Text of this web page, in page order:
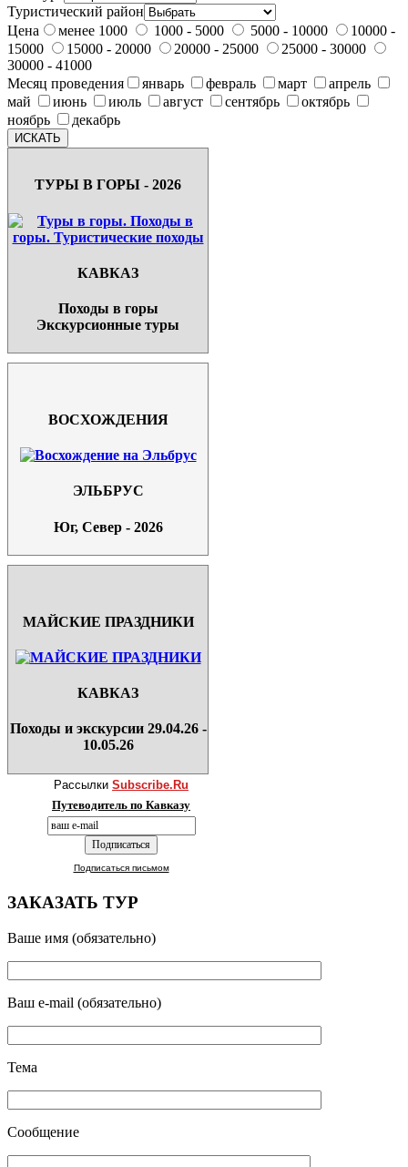
Туристический район
Цена
менее 1000 1000 - 5000 5000 - 10000
10000 -
15000
15000 - 20000 20000 - 25000
25000 - 30000
30000 - 41000
Месяц проведения
январь февраль март
апрель
май
июнь июль август сентябрь
октябрь
ноябрь
декабрь
ТУРЫ В ГОРЫ - 2026
КАВКАЗ
Походы в горы
Экскурсионные туры
ВОСХОЖДЕНИЯ
ЭЛЬБРУС
Юг, Север - 2026
МАЙСКИЕ ПРАЗДНИКИ
КАВКАЗ
Походы и экскурсии 29.04.26 -
10.05.26
Рассылки Subscribe.Ru
Путеводитель по Кавказу
Подписаться письмом
ЗАКАЗАТЬ ТУР
Ваше имя (обязательно)
Ваш e-mail (обязательно)
Тема
Сообщение